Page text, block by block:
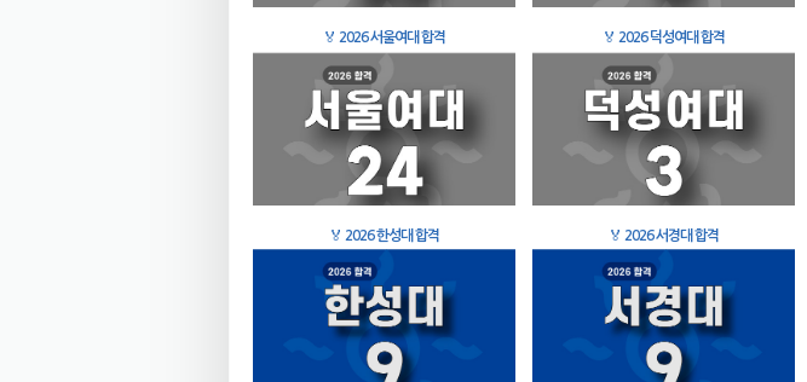
🏅 2026 서울여대 합격 🏅 2026 덕성여대 합격
🏅 2026 한성대 합격 🏅 2026 서경대 합격